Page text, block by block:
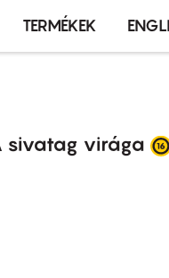
TERMÉKEK
sivatag virága